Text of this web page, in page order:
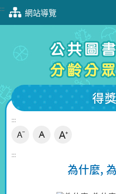
跳
塊
::: 網站導覽
得
:::
:::
為什麼,